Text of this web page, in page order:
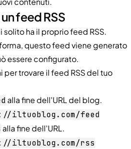
feed RSS
ha il proprio feed RSS.
questo feed viene generato
essere configurato.
trovare il feed RSS del tuo
alla fine dell'URL del blog.
iltuoblog.com/feed
alla fine dell'URL.
iltuoblog.com/rss